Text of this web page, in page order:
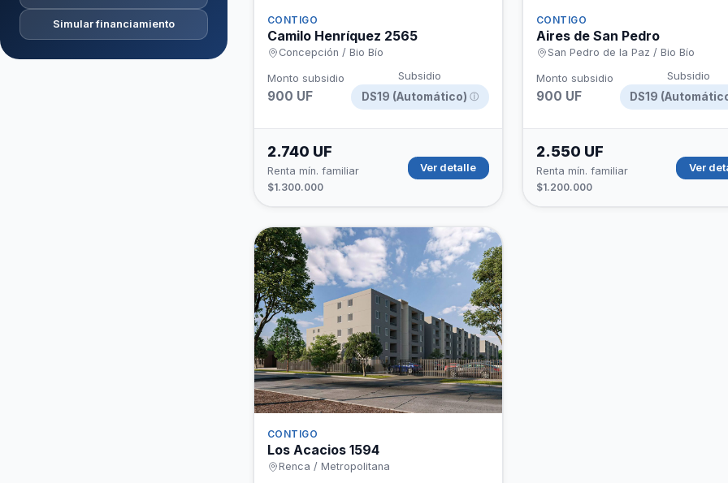
Simular financiamiento CONTIGO
Camilo Henríquez 2565
Concepción / Bio Bío
Monto subsidio
900 UF
Subsidio
DS19 (Automático) ⓘ
2.740 UF
Renta mín. familiar
$1.300.000
Ver detalle
CONTIGO
Aires de San Pedro
San Pedro de la Paz / Bio Bío
Monto subsidio
900 UF
Subsidio
DS19
2.550 UF
Renta mín. familiar
$1.200.000
Ver
CONTIGO
Los Acacios 1594
Renca / Metropolitana